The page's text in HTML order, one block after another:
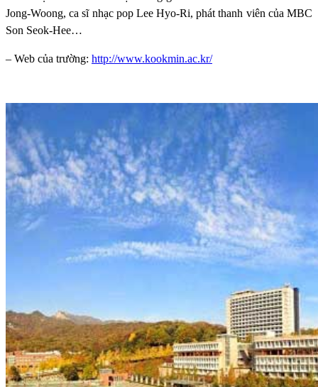
Jong-Woong, ca sĩ nhạc pop Lee Hyo-Ri, phát thanh viên của MBC
Son Seok-Hee…
– Web của trường: http://www.kookmin.ac.kr/